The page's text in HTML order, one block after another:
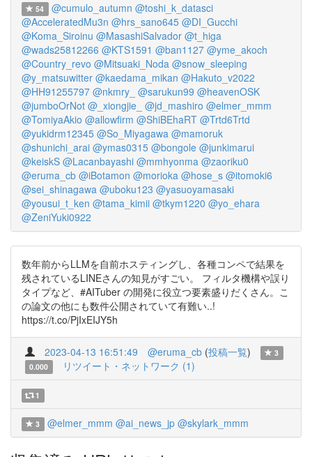
54 @cumulo_autumn @toshi_k_datasci
@AcceleratedMu3n @hrs_sano645 @DI_Gucchi
@Koma_Siroinu @MasashiSalvador @t_higa
@wads25812266 @KTS1591 @ban1127 @yme_akoch
@Country_revo @Mitsuaki_Noda @snow_sleeping
@y_matsuwitter @kaedama_mikan @Hakuto_v2022
@HH91255797 @nkmry_ @sarukun99 @heavenOSK
@jumboOrNot @_xiongjie_ @jd_mashiro @elmer_mmm
@TomiyaAkio @allowfirm @ShiBEhaRT @Trtd6Trtd
@yukidrm12345 @So_Miyagawa @mamoruk
@shunichi_arai @ymas0315 @bongole @junkimarui
@keiskS @Lacanbayashi @mmhyonma @zaoriku0
@eruma_cb @iBotamon @morioka @hose_s @itomoki6
@sei_shinagawa @uboku123 @yasuoyamasaki
@yousui_t_ken @tama_kimii @tkym1220 @yo_ehara
@ZeniYuki0922
数年前からLLMを自前ホスティングし、各種コンペで結果を
残されているLINEさんの知見がすごい。 フィルタ機構や誤り
タイプなど、#AITuber の開発に役立つ要素盛りだくさん。こ
の論文の他にも数件公開されていて有難い..!
https://t.co/PjIxEIJY5h
2023-04-13 16:51:49 @eruma_cb (投稿一覧)
3
0.000
リツイート・ネットワーク (1)
1
3 @elmer_mmm @ai_news_jp @skylark_mmm